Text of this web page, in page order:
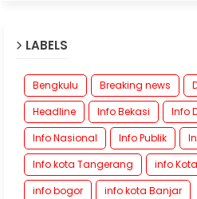
LABELS
Bengkulu Breaking news
Headline
Info Bekasi Info
Info Nasional
Info Publik
Info kota Tangerang
info
info bogor
info kota Banjar